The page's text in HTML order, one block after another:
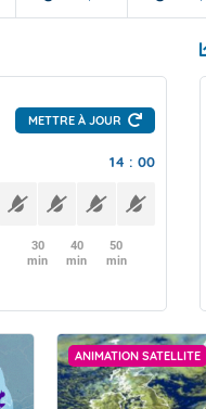
METTRE À JOUR
14 : 00
30
min
40
min
50
min
ANIMATION SATELLITE